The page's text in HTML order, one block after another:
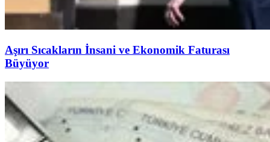
Aşırı Sıcakların İnsani ve Ekonomik Faturası
Büyüyor